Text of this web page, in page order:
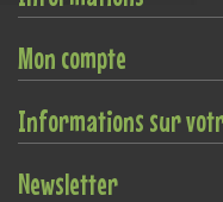
Mon compte
Informations sur
Newsletter